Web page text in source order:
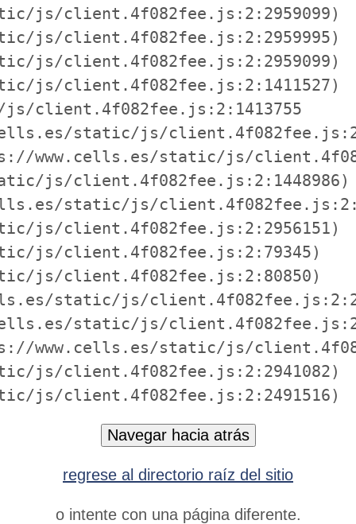
js/client.4f082fee.js:2:2959099)
js/client.4f082fee.js:2:2959995)
js/client.4f082fee.js:2:2959099)
js/client.4f082fee.js:2:1411527)
client.4f082fee.js:2:1413755
static/js/
www.cells.es/static/js/
js/client.4f082fee.js:2:1448986)
static/js/
js/client.4f082fee.js:2:2956151)
js/client.4f082fee.js:2:79345)
js/client.4f082fee.js:2:80850)
static/js/
static/js/
www.cells.es/static/js/
js/client.4f082fee.js:2:2941082)
js/client.4f082fee.js:2:2491516)
Navegar hacia atrás
regrese al directorio raíz del sitio
o intente con una página diferente.